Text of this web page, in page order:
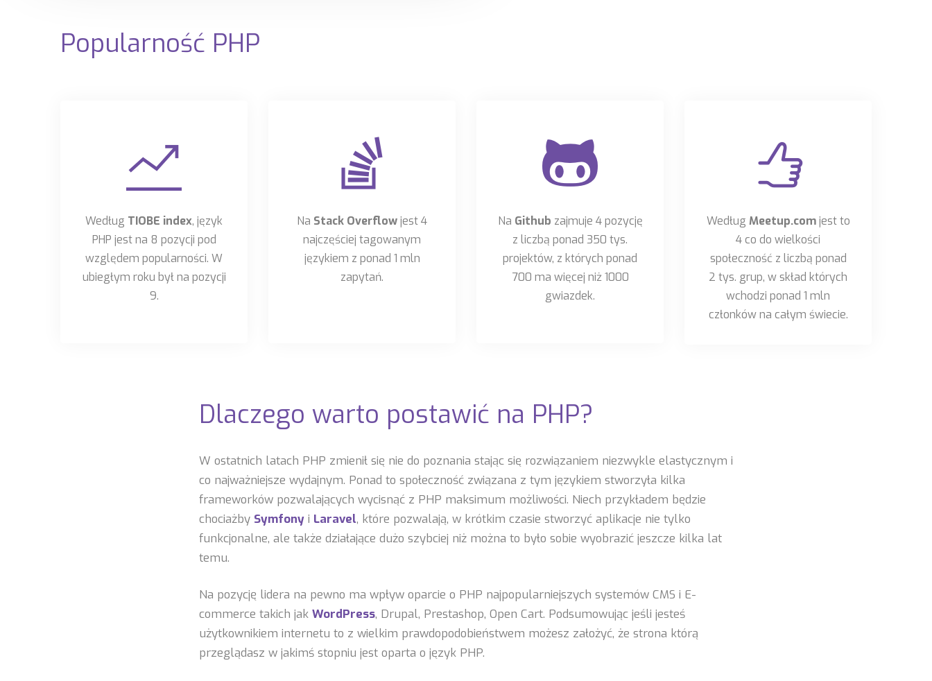
Popularność PHP
Według TIOBE index, język
PHP jest na 8 pozycji pod
względem popularności. W
ubiegłym roku był na pozycji
9.
Na Stack Overflowjest 4
najczęściej tagowanym
językiem z ponad 1 mln
zapytań.
Na Github zajmuje 4 pozycję
z liczbą ponad 350 tys.
projektów, z których ponad
700 ma więcej niż 1000
gwiazdek.
Według Meetup.comjest to
4 co do wielkości
społeczność z liczbą ponad
2 tys. grup, w skład których
wchodzi ponad 1 mln
członków na całym świecie.
Dlaczego warto postawić na PHP?
W ostatnich latach PHP zmienił się nie do poznania stając się rozwiązaniem niezwykle elastycznym i
co najważniejsze wydajnym. Ponad to społeczność związana z tym językiem stworzyła kilka
frameworków pozwalających wycisnąć z PHP maksimum możliwości. Niech przykładem będzie
chociażby Symfony i Laravel, które pozwalają, w krótkim czasie stworzyć aplikacje nie tylko
funkcjonalne, ale także działające dużo szybciej niż można to było sobie wyobrazić jeszcze kilka lat
temu.
Na pozycję lidera na pewno ma wpływ oparcie o PHP najpopularniejszych systemów CMS i E-
commerce takich jak WordPress, Drupal, Prestashop, Open Cart. Podsumowując jeśli jesteś
użytkownikiem internetu to z wielkim prawdopodobieństwem możesz założyć, że strona którą
przeglądasz w jakimś stopniu jest oparta o język PHP.